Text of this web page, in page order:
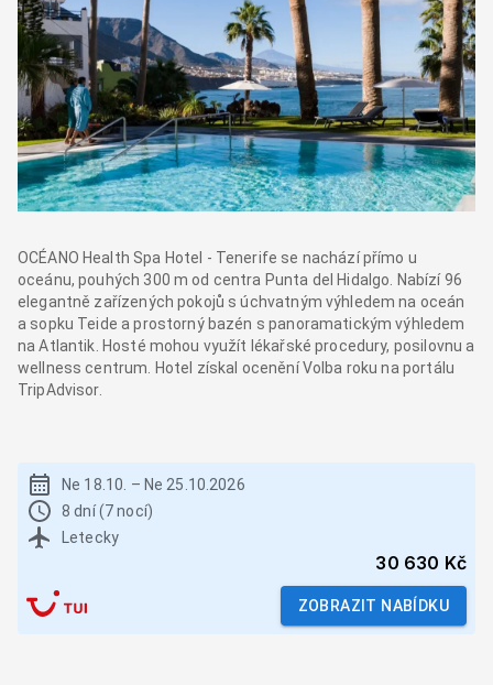
OCÉANO Health Spa Hotel - Tenerife se nachází přímo u
oceánu, pouhých 300 m od centra Punta del Hidalgo. Nabízí 96
elegantně zařízených pokojů s úchvatným výhledem na oceán
a sopku Teide a prostorný bazén s panoramatickým výhledem
na Atlantik. Hosté mohou využít lékařské procedury, posilovnu a
wellness centrum. Hotel získal ocenění Volba roku na portálu
TripAdvisor.
Ne 18.10. – Ne 25.10.2026
8 dní (7 nocí)
Letecky
30 630 Kč
ZOBRAZIT NABÍDKU